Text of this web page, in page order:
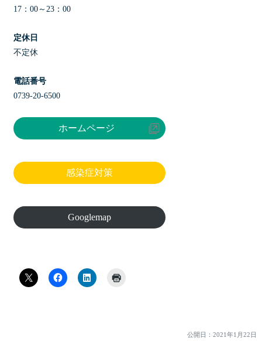
17：00～23：00
定休日
不定休
電話番号
0739-20-6500
ホームページ
感染症対策
Googlemap
公開日：2021年1月22日